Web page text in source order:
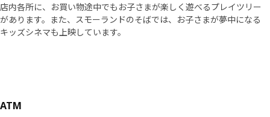
店内各所に、お買い物途中でもお子さまが楽しく遊べるプレイツリー
があります。また、スモーランドのそばでは、お子さまが夢中になる
キッズシネマも上映しています。
ATM